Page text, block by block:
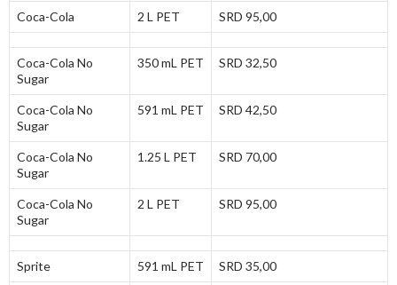
Coca-Cola 2 L PET SRD 95,00
Coca-Cola No
Sugar
350 mL PET SRD 32,50
Coca-Cola No
Sugar
591 mL PET SRD 42,50
Coca-Cola No
Sugar
1.25 L PET SRD 70,00
Coca-Cola No
Sugar
2 L PET SRD 95,00
Sprite 591 mL PET SRD 35,00